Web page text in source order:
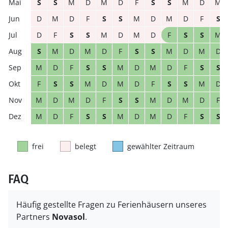
S
S M D M D F S S M D
M
D
M D F S S M D M D F
S
D
F S S M D M D F S S
M
S
M D M D F S S M D M
D
M
D F S S M D M D F S
S
F
S S M D M D F S S M
D
M
D M D F S S M D M D
F
M
D F S S M D M D F S S
frei belegt gewählter Zeitraum
FAQ
Häufig gestellte Fragen zu Ferienhäusern unseres
Partners Novasol.